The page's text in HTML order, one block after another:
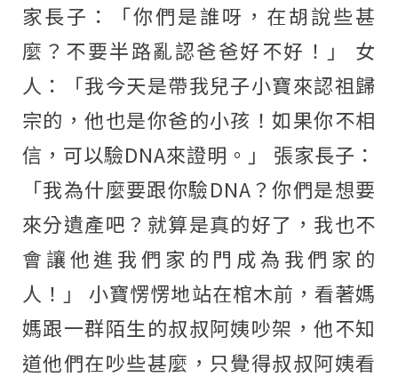
家長子：「你們是誰呀，在胡說些甚
麼？不要半路亂認爸爸好不好！」 女
人：「我今天是帶我兒子小寶來認祖歸
宗的，他也是你爸的小孩！如果你不相
信，可以驗DNA來證明。」 張家長子：
「我為什麼要跟你驗DNA？你們是想要
來分遺產吧？就算是真的好了，我也不
會讓他進我們家的門成為我們家的
人！」 小寶愣愣地站在棺木前，看著媽
媽跟一群陌生的叔叔阿姨吵架，他不知
道他們在吵些甚麼，只覺得叔叔阿姨看